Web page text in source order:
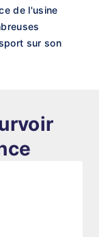
de l'usine
sur son